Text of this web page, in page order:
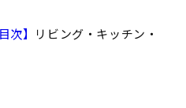
】
リビング・キッチン・